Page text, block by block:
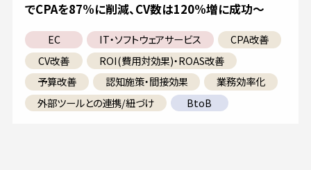
でCPAを87%に削減、CV数は120%増に成功～
EC IT・ソフトウェアサービス
CPA改善
CV改善
ROI(費用対効果)・ROAS改善
予算改善
認知施策・間接効果
業務効率化
外部ツールとの連携/紐づけ
BtoB